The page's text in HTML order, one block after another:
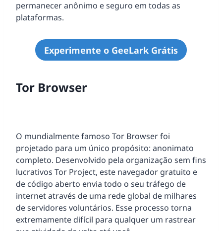
permanecer anônimo e seguro em todas as
plataformas.
Experimente o GeeLark Grátis
Tor Browser
O mundialmente famoso Tor Browser foi
projetado para um único propósito: anonimato
completo. Desenvolvido pela organização sem fins
lucrativos Tor Project, este navegador gratuito e
de código aberto envia todo o seu tráfego de
internet através de uma rede global de milhares
de servidores voluntários. Esse processo torna
extremamente difícil para qualquer um rastrear